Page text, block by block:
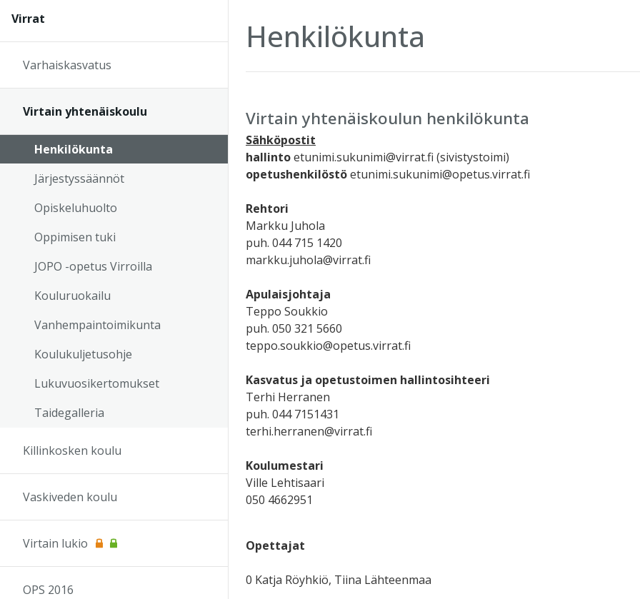
Henkilökunta
Virtain yhtenäiskoulun henkilökunta
Sähköpostit
hallintoetunimi.sukunimi@virrat.fi (sivistystoimi)
opetushenkilöstöetunimi.sukunimi@opetus.virrat.fi
Rehtori
Markku Juhola
puh. 044 715 1420
markku.juhola@virrat.fi
Apulaisjohtaja
Teppo Soukkio
puh. 050 321 5660
teppo.soukkio@opetus.virrat.fi
Kasvatus ja opetustoimen hallintosihteeri
Terhi Herranen
puh. 044 7151431
terhi.herranen@virrat.fi
Koulumestari
Ville Lehtisaari
050 4662951
Opettajat
0 Katja Röyhkiö, Tiina Lähteenmaa
Virrat
Varhaiskasvatus
Virtain yhtenäiskoulu
Henkilökunta
Järjestyssäännöt
Opiskeluhuolto
Oppimisen tuki
JOPO -opetus Virroilla
Kouluruokailu
Vanhempaintoimikunta
Koulukuljetusohje
Lukuvuosikertomukset
Taidegalleria
Killinkosken koulu
Vaskiveden koulu
Virtain lukio
OPS 2016